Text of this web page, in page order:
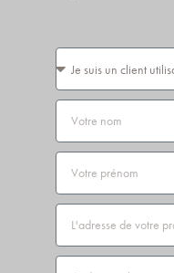
Vous
êtes
Nom
Prénom
Adresse
Code